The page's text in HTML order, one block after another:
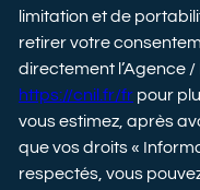
limitation et de
retirer votre
directement l’Agence /
https://cnil.fr/fr pour
vous estimez, après
que vos droits «
respectés, vous